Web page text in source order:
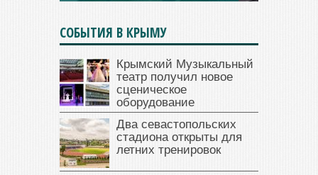
СОБЫТИЯ В КРЫМУ
Крымский Музыкальный
театр получил новое
сценическое
оборудование
Два севастопольских
стадиона открыты для
летних тренировок